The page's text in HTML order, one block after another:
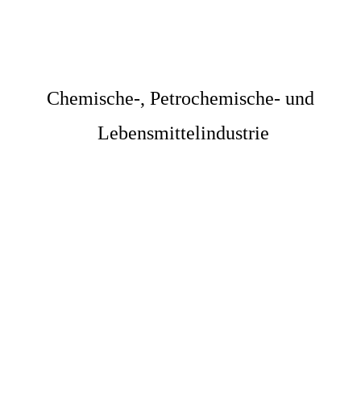
Chemische-, Petrochemische- und
Lebensmittelindustrie